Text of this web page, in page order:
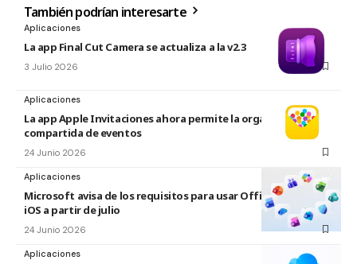
También podrían interesarte
Aplicaciones
La app Final Cut Camera se actualiza a la v2.3
3 Julio 2026
Aplicaciones
La app Apple Invitaciones ahora permite la organización
compartida de eventos
24 Junio 2026
Aplicaciones
Microsoft avisa de los requisitos para usar Office en macOS y
iOS a partir de julio
24 Junio 2026
Aplicaciones